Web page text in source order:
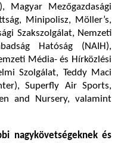
Magyar Mezőgazdasági
Minipolisz, Möller’s,
Szakszolgálat, Nemzeti
Hatóság (NAIH),
Média- és Hírközlési
Szolgálat, Teddy Maci
Superfly Air Sports,
and Nursery, valamint
nagykövetségeknek és